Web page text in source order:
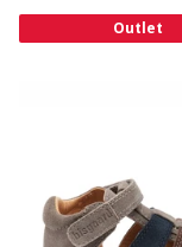
Outlet